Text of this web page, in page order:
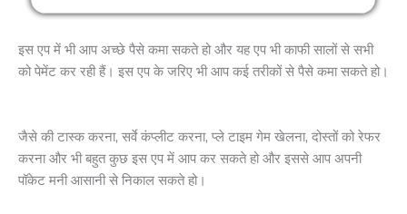
इस एप में भी आप अच्छे पैसे कमा सकते हो और यह एप भी काफी सालों से सभी
को पेमेंट कर रही हैं। इस एप के जरिए भी आप कई तरीकों से पैसे कमा सकते हो।
जैसे की टास्क करना, सर्वे कंप्लीट करना, प्ले टाइम गेम खेलना, दोस्तों को रेफर
करना और भी बहुत कुछ इस एप में आप कर सकते हो और इससे आप अपनी
पॉकेट मनी आसानी से निकाल सकते हो।